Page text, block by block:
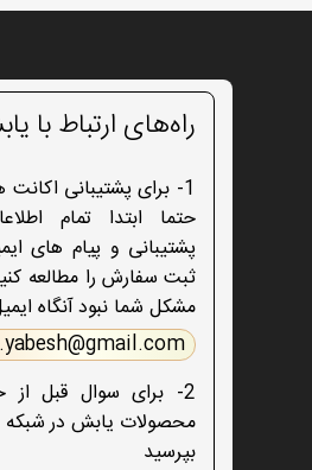
راه‌های ارتباط با
1- برای پشتیبانی
حتما ابتدا تمام
پشتیبانی و پیام های
ثبت سفارش را مطالعه
مشکل شما نبود آنگاه
2- برای سوال قبل
محصولات یابش در شبکه
بپرسید